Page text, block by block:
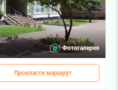
Фотогалерея
Прокласти маршрут